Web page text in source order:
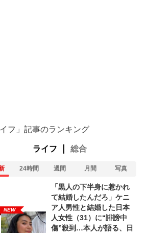
選手が明かす...
』倉本聰氏（91...
イフ」記事のランキング
ライフ 総合
24時間 週間 月間 写真
NEW
「黒人の下半身に惹かれ
て結婚したんだろ」ケニ
ア人男性と結婚した日本
人女性（31）に“誹謗中
傷”殺到…本人が語る、日